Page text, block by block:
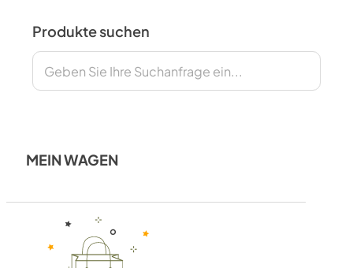
Produkte suchen
Suchen
MEIN WAGEN